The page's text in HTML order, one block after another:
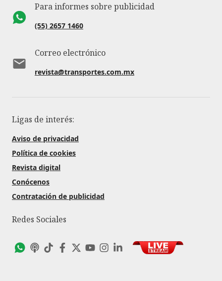
Para informes sobre publicidad
(55) 2657 1460
Correo electrónico
revista@transportes.com.mx
Ligas de interés:
Aviso de privacidad
Política de cookies
Revista digital
Conócenos
Contratación de publicidad
Redes Sociales